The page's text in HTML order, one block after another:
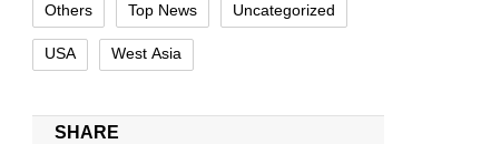
Others Top News Uncategorized
USA West Asia
SHARE